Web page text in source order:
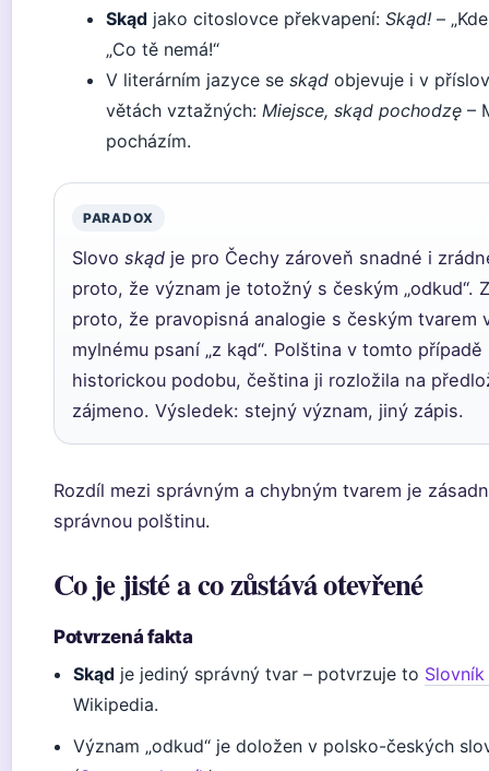
Skąd jako citoslovce překvapení: Skąd! –
„Co tě nemá!“
V literárním jazyce se skąd objevuje i v
větách vztažných: Miejsce, skąd pochodzę –
pocházím.
PARADOX
Slovo skąd je pro Čechy zároveň snadné i
proto, že význam je totožný s českým „odkud“.
proto, že pravopisná analogie s českým tvarem
mylnému psaní „z kąd“. Polština v tomto případě
historickou podobu, čeština ji rozložila na
zájmeno. Výsledek: stejný význam, jiný zápis.
Rozdíl mezi správným a chybným tvarem je
správnou polštinu.
Co je jisté a co zůstává otevřené
Potvrzená fakta
Skąd je jediný správný tvar – potvrzuje to Slovník
Wikipedia.
Význam „odkud“ je doložen v polsko-českých